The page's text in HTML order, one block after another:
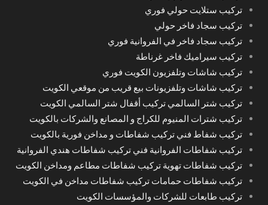
تركيب ستلايت حولي فوري
تركيب سجاد فاخر حولي
تركيب سجاد فاخر في الفروانية فوري
تركيب سيراميك فاخر غرناطة
تركيب شاشات وتلفزيون الكويت فوري
تركيب شاشات وتلفزيونات بيع قريب من موقعي الكويت
تركيب شتر السالمي تركيب أقفال شتر السالمي الكويت
تركيب شترات المنيوم للكراج و المصانع والشركات بالكويت
تركيب شفاط فني تركيب شفاطات و مداخن فورية بالكويت
تركيب شفاطات الفروانية فني تركيب شفاطات هندي الفروانية
تركيب شفاطات تهوية تركيب شفاطات مطاعم ومداخن الكويت
تركيب شفاطات حمامات تركيب شفاطات مداخن في الكويت
تركيب طابعات للشركات والمؤسسات الكويت